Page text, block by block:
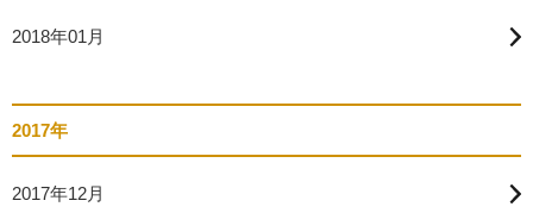
2018年01月
2017年
2017年12月